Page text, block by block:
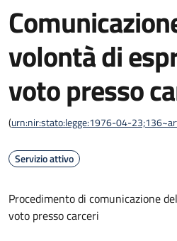
volontà di
voto presso
(urn:nir:stato:legge:1976-04-
Servizio attivo
Procedimento di comunicazione
voto presso carceri